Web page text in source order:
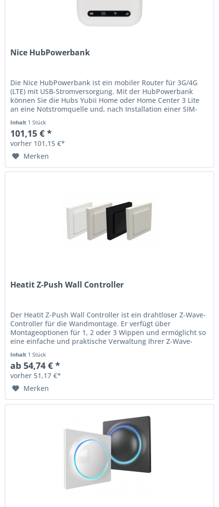
Nice HubPowerbank
Die Nice HubPowerbank ist ein mobiler Router für 3G/4G
(LTE) mit USB-Stromversorgung. Mit der HubPowerbank
können Sie die Hubs Yubii Home oder Home Center 3 Lite
an eine Notstromquelle und, nach Installation einer SIM-
Inhalt 1 Stück
101,15 € *
vorher 101,15 €*
Merken
Heatit Z-Push Wall Controller
Der Heatit Z-Push Wall Controller ist ein drahtloser Z-Wave-
Controller für die Wandmontage. Er verfügt über
Montageoptionen für 1, 2 oder 3 Wippen und ermöglicht so
eine einfache und praktische Verwaltung Ihrer Z-Wave-
Inhalt 1 Stück
ab 54,74 € *
vorher 51,17 €*
Merken